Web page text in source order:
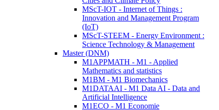
MScT-IOT - Internet of Things :
Innovation and Management Program
(IoT)
MScT-STEEM - Energy Environment :
Science Technology & Management
Master (DNM)
M1APPMATH - M1 - Applied
Mathematics and statistics
M1BM - M1 Biomechanics
M1DATAAI - M1 Data AI - Data and
Artificial Intelligence
M1ECO - M1 Economie